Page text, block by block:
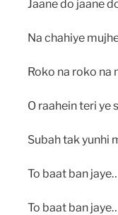
Jaane do jaane
Na chahiye
Roko na roko na
O raahein teri ye
Subah tak yunhi
To baat ban
To baat ban